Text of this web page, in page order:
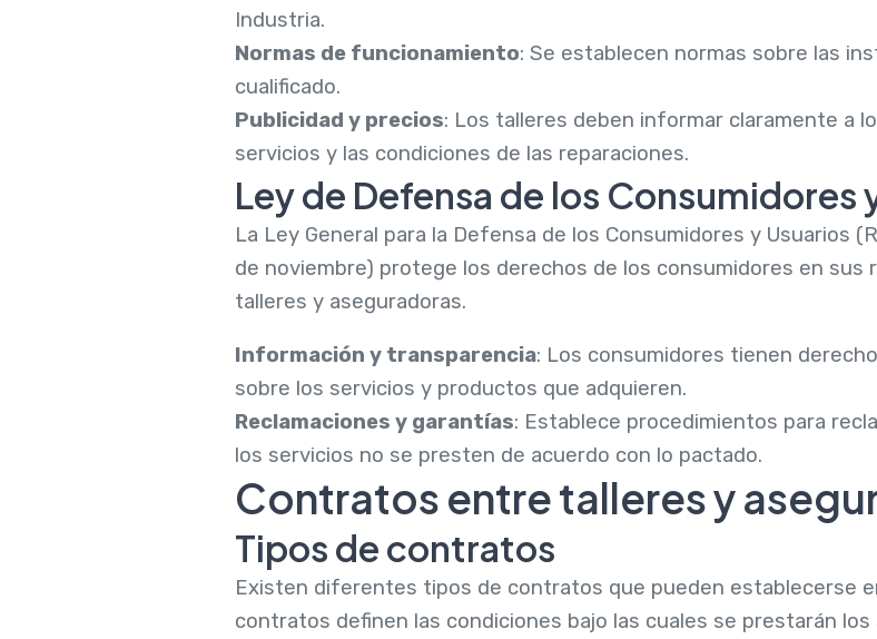
Industria.
Normas de funcionamiento: Se establecen normas sobre las
cualificado.
Publicidad y precios: Los talleres deben informar claramente a
servicios y las condiciones de las reparaciones.
Ley de Defensa de los Consumidores
La Ley General para la Defensa de los Consumidores y Usuarios
de noviembre) protege los derechos de los consumidores en sus
talleres y aseguradoras.
Información y transparencia: Los consumidores tienen
sobre los servicios y productos que adquieren.
Reclamaciones y garantías: Establece procedimientos para
los servicios no se presten de acuerdo con lo pactado.
Contratos entre talleres y
Tipos de contratos
Existen diferentes tipos de contratos que pueden establecerse
contratos definen las condiciones bajo las cuales se prestarán